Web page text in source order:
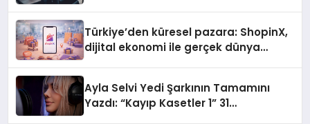
Türkiye’den küresel pazara: ShopinX,
dijital ekonomi ile gerçek dünya
Ayla Selvi Yedi Şarkının Tamamını
Yazdı: “Kayıp Kasetler 1” 31